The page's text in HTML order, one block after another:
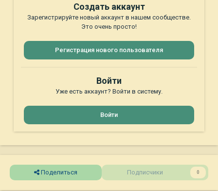
Создать аккаунт
Зарегистрируйте новый аккаунт в нашем сообществе.
Это очень просто!
Регистрация нового пользователя
Войти
Уже есть аккаунт? Войти в систему.
Войти
Поделиться Подписчики 0